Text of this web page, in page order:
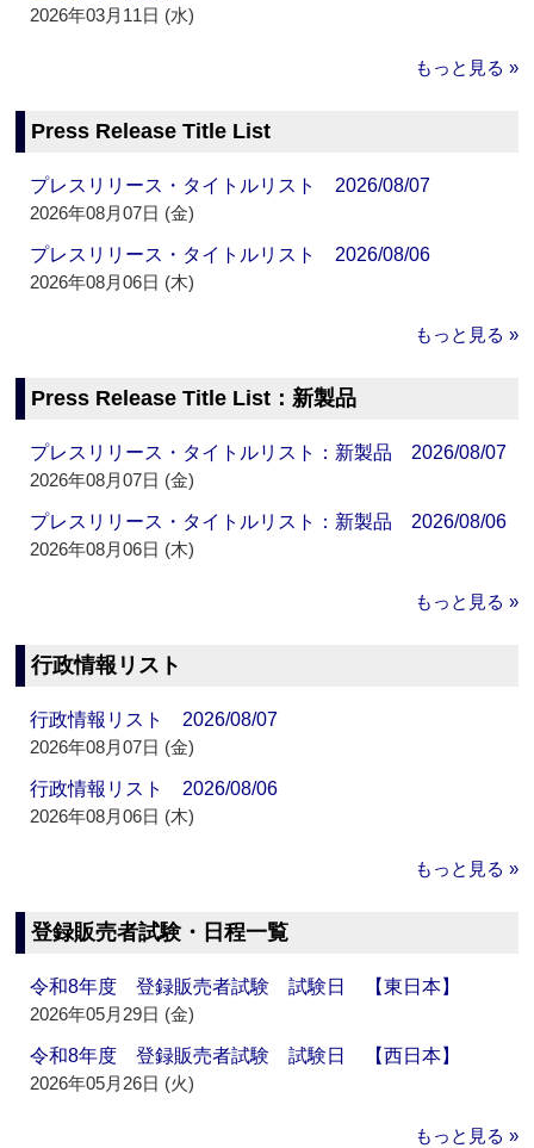
2026年03月11日 (水)
もっと見る »
Press Release Title List
プレスリリース・タイトルリスト 2026/08/07
2026年08月07日 (金)
プレスリリース・タイトルリスト 2026/08/06
2026年08月06日 (木)
もっと見る »
Press Release Title List：新製品
プレスリリース・タイトルリスト：新製品 2026/08/07
2026年08月07日 (金)
プレスリリース・タイトルリスト：新製品 2026/08/06
2026年08月06日 (木)
もっと見る »
行政情報リスト
行政情報リスト 2026/08/07
2026年08月07日 (金)
行政情報リスト 2026/08/06
2026年08月06日 (木)
もっと見る »
登録販売者試験・日程一覧
令和8年度 登録販売者試験 試験日 【東日本】
2026年05月29日 (金)
令和8年度 登録販売者試験 試験日 【西日本】
2026年05月26日 (火)
もっと見る »